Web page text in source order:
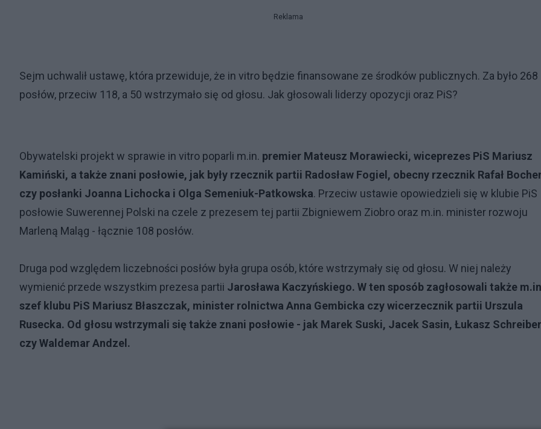
Reklama
Sejm uchwalił ustawę, która przewiduje, że in vitro będzie finansowane ze środków publicznych. Za było 268
posłów, przeciw 118, a 50 wstrzymało się od głosu. Jak głosowali liderzy opozycji oraz PiS?
Obywatelski projekt w sprawie in vitro poparli m.in. premier Mateusz Morawiecki, wiceprezes PiS Mariusz
Kamiński, a także znani posłowie, jak były rzecznik partii Radosław Fogiel, obecny rzecznik Rafał
czy posłanki Joanna Lichocka i Olga Semeniuk-Patkowska. Przeciw ustawie opowiedzieli się w klubie PiS
posłowie Suwerennej Polski na czele z prezesem tej partii Zbigniewem Ziobro oraz m.in. minister rozwoju
Marleną Maląg - łącznie 108 posłów.
Druga pod względem liczebności posłów była grupa osób, które wstrzymały się od głosu. W niej należy
wymienić przede wszystkim prezesa partii Jarosława Kaczyńskiego. W ten sposób zagłosowali także
szef klubu PiS Mariusz Błaszczak, minister rolnictwa Anna Gembicka czy wicerzecznik partii Urszula
Rusecka. Od głosu wstrzymali się także znani posłowie - jak Marek Suski, Jacek Sasin, Łukasz Schreiber
czy Waldemar Andzel.